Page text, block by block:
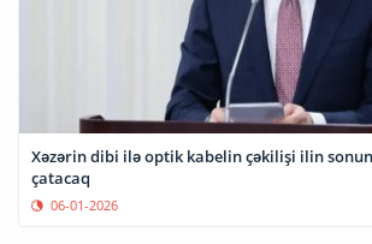
Xəzərin dibi ilə optik kabelin çəkilişi ilin
çatacaq
06-01-2026